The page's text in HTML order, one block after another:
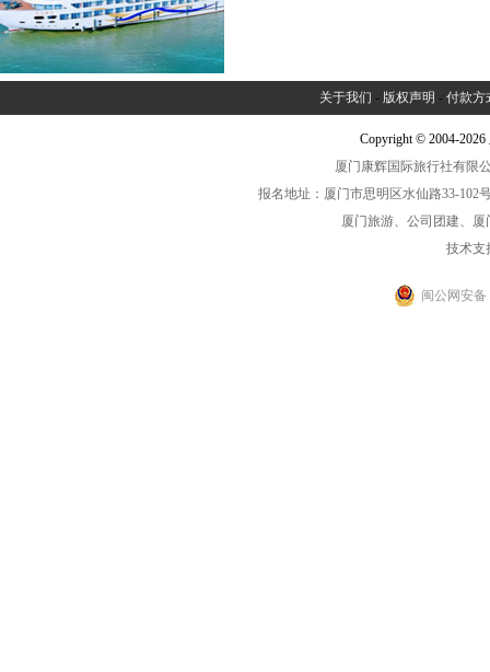
关于我们 - 版权声明 - 付款方
Copyright © 2004-
厦门康辉国际旅行社有限
报名地址：厦门市思明区水仙路33-102
厦门旅游、公司团建、
技术支
闽公网安备